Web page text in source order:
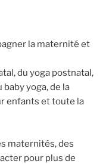
la maternité et
du yoga postnatal,
yoga, de la
enfants et toute la
maternités, des
pour plus de